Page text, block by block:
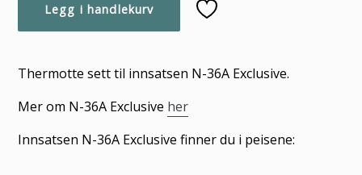
Legg i handlekurv
til
i
Thermotte sett til innsatsen N-36A Exclusive.
Mer om N-36A Exclusive her
Innsatsen N-36A Exclusive finner du i peisene: